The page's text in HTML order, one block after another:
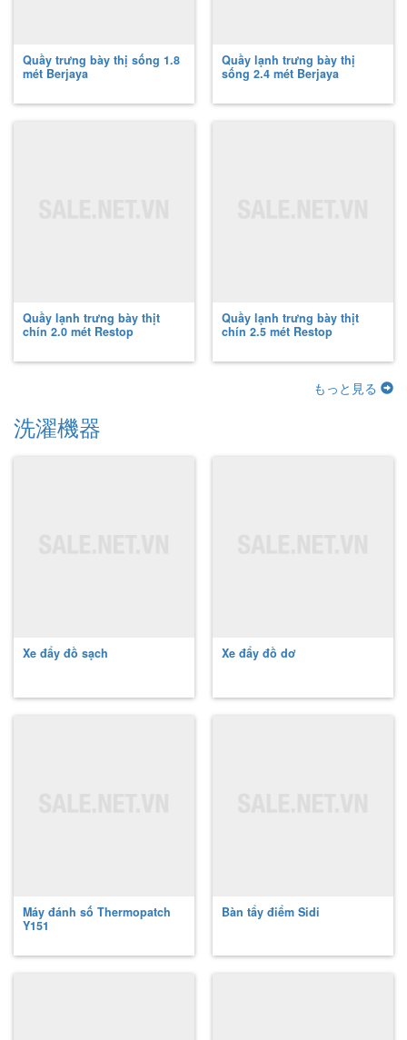
Quầy trưng bày thị sống 1.8
mét Berjaya
Quầy lạnh trưng bày thị
sống 2.4 mét Berjaya
Quầy lạnh trưng bày thịt
chín 2.0 mét Restop
Quầy lạnh trưng bày thịt
chín 2.5 mét Restop
もっと見る
洗濯機器
Xe đẩy đồ sạch Xe đẩy đồ dơ
Máy đánh số Thermopatch
Y151
Bàn tẩy điểm Sidi